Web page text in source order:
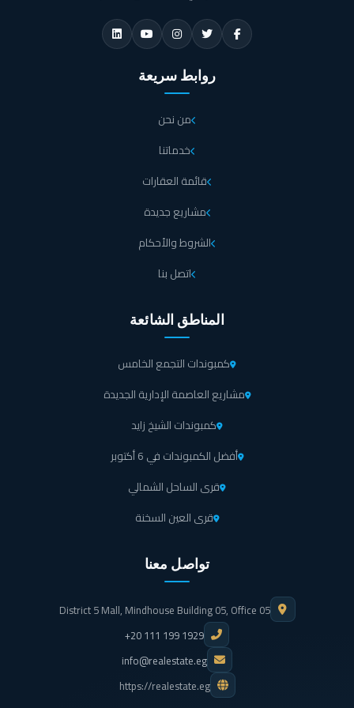
رياضية تضم أحدث الأجهزة، والمعدات للحفاظ على اللياقة البدنية، وأماكن
مخصصة للسبا، وهناك أيضًا حدائق الزين والفنون.
وجود فندق فخم مصمم بأرقى التصميمات العمرانية يحيط به ملعب جولف
كبير لمزيد من الاستجمام، والرفاهية.
يتوفر حمام سباحة، ومنطقة للعب، وحضانة للأطفال، ومغسلة، وصالون
تجميل، إلى جانب ماركت صغير يحتوى على كافة السلع، والخدمات.
كما تضم المطاعم التي تقدم أشهى الأكلات في الهواء الطلق.
أنواع الوحدات ومساحاتها داخل مرحلة The Quayside
بالساحل الشمالي
الوحدات متعددة الأشكال والمساحات؛ بحيث يُمكن للعملاء اختيار الوحدة التي تناسبهم،
127 تاون هاوس بمساحة 164 متر مربع، على قطعة أرض تتراوح مساحتها
وآخر على السطح يغطي مساحة 67 متر مربع.
روابط سريعة
من نحن
خدماتنا
قائمة العقارات
مشاريع جديدة
الشروط والأحكام
اتصل بنا
المناطق الشائعة
كمبوندات التجمع الخامس
مشاريع العاصمة الإدارية الجديدة
كمبوندات الشيخ زايد
أفضل الكمبوندات في 6 أكتوبر
قرى الساحل الشمالي
قرى العين السخنة
تواصل معنا
District 5 Mall, Mindhouse Building 05, Office 05
+20 111 199 1929
info@realestate.eg
https://realestate.eg